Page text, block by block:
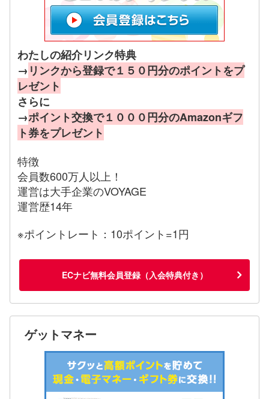
わたしの紹介リンク特典
→ リンクから登録で１５０円分のポイントをプ
レゼント
さらに
→ポイント交換で１０００円分のAmazonギフ
ト券をプレゼント
特徴
会員数600万人以上！
運営は大手企業のVOYAGE
運営歴14年
※ポイントレート：10ポイント=1円
ECナビ無料会員登録（入会特典付き）
ゲットマネー